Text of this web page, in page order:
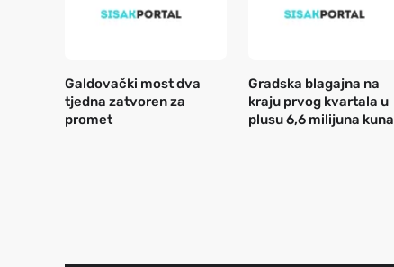
Galdovački most dva
tjedna zatvoren za
promet
Gradska blagajna na
kraju prvog kvartala u
plusu 6,6 milijuna kuna